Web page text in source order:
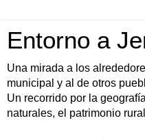
Entorno a
Una mirada a los
municipal y al de otros
Un recorrido por la
naturales, el patrimonio